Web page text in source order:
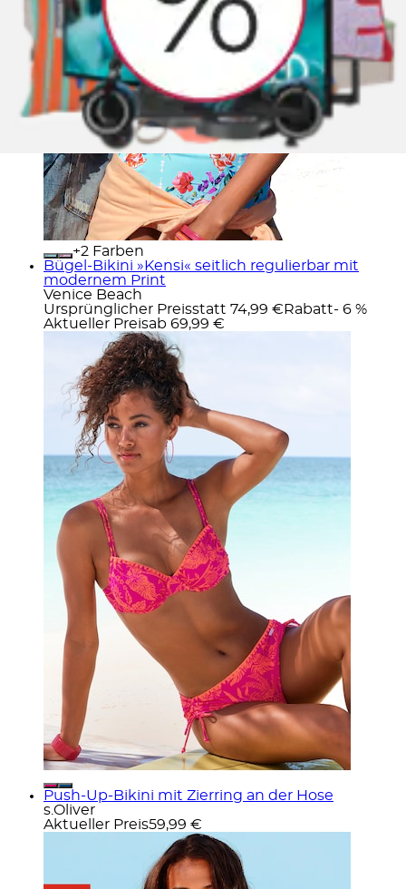
+
Farben
Bügel-Bikini »Kensi« seitlich regulierbar mit
modernem Print
Venice Beach
Ursprünglicher Preisstatt 74,99 € Rabatt- 6 %
Aktueller Preisab 69,99 €
Push-Up-Bikini mit Zierring an der Hose
s.Oliver
Aktueller Preis59,99 €